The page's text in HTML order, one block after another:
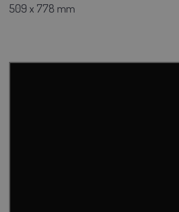
509 x 778 mm